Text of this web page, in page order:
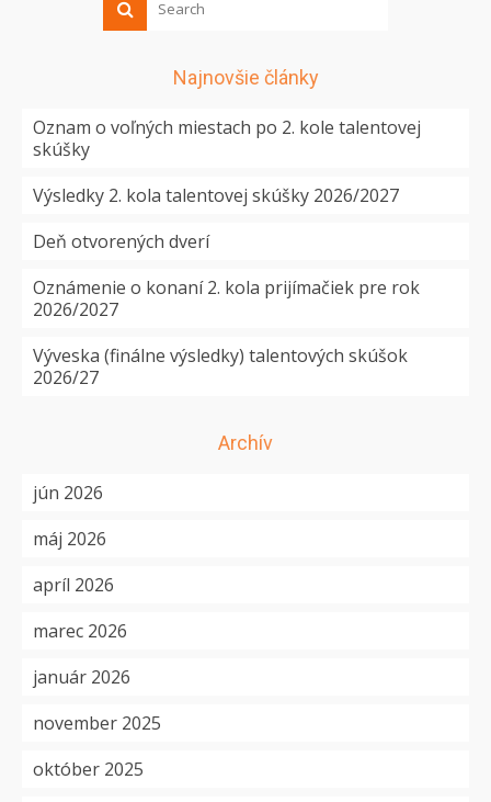
Najnovšie články
Oznam o voľných miestach po 2. kole talentovej
skúšky
Výsledky 2. kola talentovej skúšky 2026/2027
Deň otvorených dverí
Oznámenie o konaní 2. kola prijímačiek pre rok
2026/2027
Výveska (finálne výsledky) talentových skúšok
2026/27
Archív
jún 2026
máj 2026
apríl 2026
marec 2026
január 2026
november 2025
október 2025